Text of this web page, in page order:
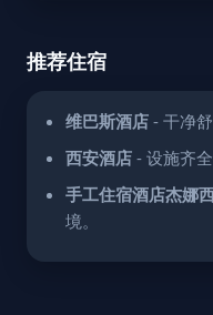
推荐住宿
维巴斯酒店 - 干净
西安酒店 - 设施齐全
手工住宿酒店杰娜
境。